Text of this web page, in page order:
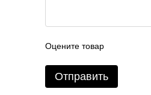
Оцените товар
Отправить